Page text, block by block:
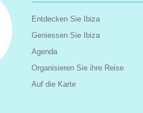
Entdecken Sie Ibiza
Geniessen Sie Ibiza
Agenda
Organisieren Sie ihre Reise
Auf die Karte